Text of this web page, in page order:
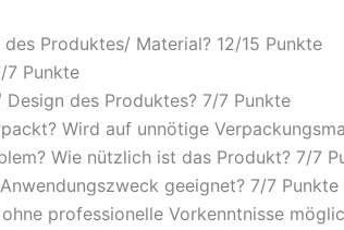
Produktes/ Material? 12/15 Punkte
7 Punkte
des Produktes? 7/7 Punkte
Wird auf unnötige
Wie nützlich ist das Produkt? 7/7
geeignet? 7/7 Punkte
professionelle Vorkenntnisse